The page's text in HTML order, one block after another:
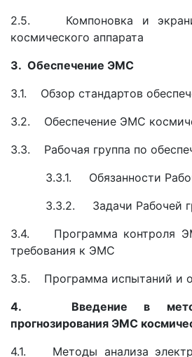
2.5. Компоновка и
космического аппарата
3. Обеспечение ЭМС
3.1. Обзор стандартов
3.2. Обеспечение ЭМС
3.3. Рабочая группа по
3.3.1. Обязанности
3.3.2. Задачи Рабочей
3.4. Программа контроля
требования к ЭМС
3.5. Программа испытаний и
4. Введение в
прогнозирования ЭМС
4.1. Методы анализа